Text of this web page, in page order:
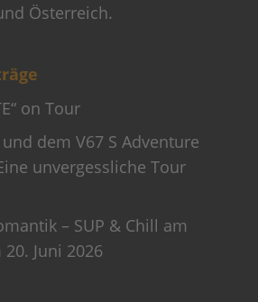
Österreich.
on Tour
dem V67 S Adventure
unvergessliche Tour
– SUP & Chill am
Juni 2026